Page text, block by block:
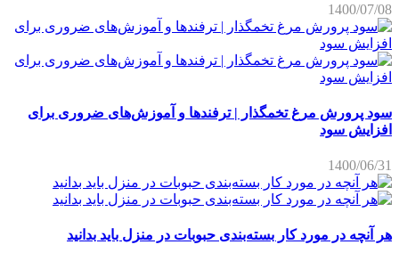
1400/07/08
سود پرورش مرغ تخمگذار | ترفندها و آموزش‌های ضروری برای
افزایش سود
1400/06/31
هر آنچه در مورد کار بسته‌بندی حبوبات در منزل باید بدانید